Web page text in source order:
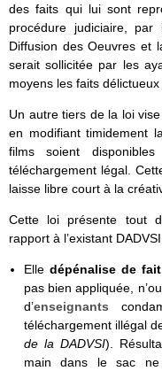
des faits qui lui sont
procédure judiciaire,
Diffusion des Oeuvres et
serait sollicitée par les
moyens les faits
Un autre tiers de la loi
en modifiant timidement
films soient
téléchargement légal.
laisse libre court à la
Cette loi présente tout
rapport à l’existant
Elle dépénalise de
pas bien appliquée,
d’enseignants
téléchargement illégal
de la DADVSI).
main dans le sac ne